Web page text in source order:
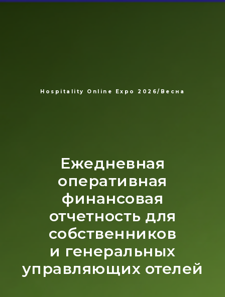
Hospitality Online Expo 2026/Весна
Ежедневная
оперативная
финансовая
отчетность для
собственников
и генеральных
управляющих отелей